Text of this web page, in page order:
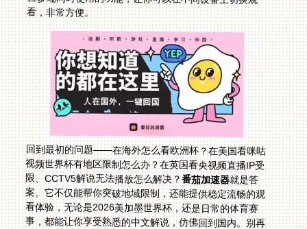
看，非常方便。
回到最初的问题——在海外怎么看欧洲杯？在美国看咪咕
视频世界杯有地区限制怎么办？在英国看央视频直播IP受
限、CCTV5解说无法播放怎么解决？番茄加速器就是答
案。它不仅能帮你突破地域限制，还能提供稳定流畅的观
看体验，无论是2026美加墨世界杯，还是日常的体育赛
事，都能让你享受熟悉的中文解说，仿佛回到国内。别再